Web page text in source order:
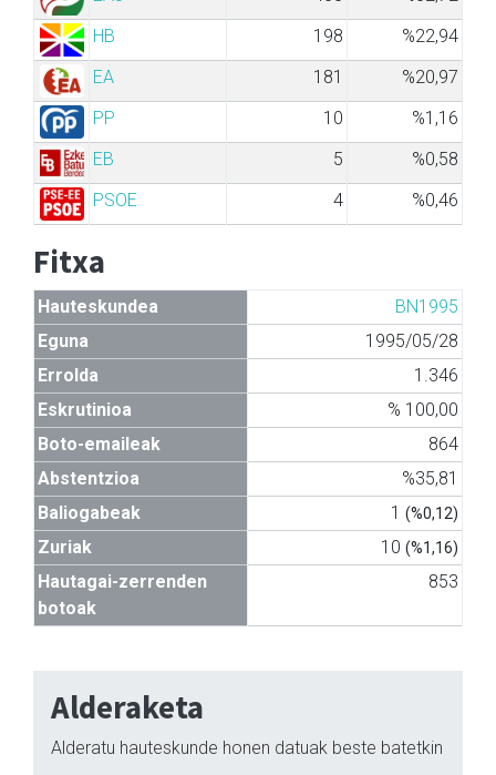
HB
198
%22,94
EA
181
%20,97
PP
10
%1,16
EB
5
%0,58
PSOE
4 %0,46
Fitxa
Hauteskundea
BN1995
Eguna
1995/05/28
Errolda
1.346
Eskrutinioa
% 100,00
Boto-emaileak
864
Abstentzioa
%35,81
Baliogabeak
1 (%0,12)
Zuriak 10 (%1,16)
Hautagai-zerrenden
botoak
853
Alderaketa
Alderatu hauteskunde honen datuak beste batetkin